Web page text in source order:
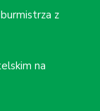
z
na